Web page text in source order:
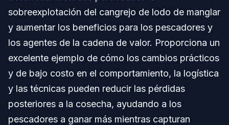
sobreexplotación del cangrejo de lodo de manglar
y aumentar los beneficios para los pescadores y
los agentes de la cadena de valor. Proporciona un
excelente ejemplo de cómo los cambios prácticos
y de bajo costo en el comportamiento, la logística
y las técnicas pueden reducir las pérdidas
posteriores a la cosecha, ayudando a los
pescadores a ganar más mientras capturan